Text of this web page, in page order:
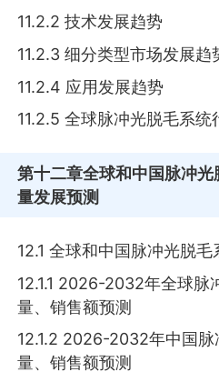
11.2.2 技术发展趋势
11.2.3 细分类型市场发展趋
11.2.4 应用发展趋势
11.2.5 全球脉冲光脱毛系
第十二章全球和中国脉冲
量发展预测
12.1 全球和中国脉冲光脱
12.1.1 2026-2032年全球脉
量、销售额预测
12.1.2 2026-2032年中国
量、销售额预测